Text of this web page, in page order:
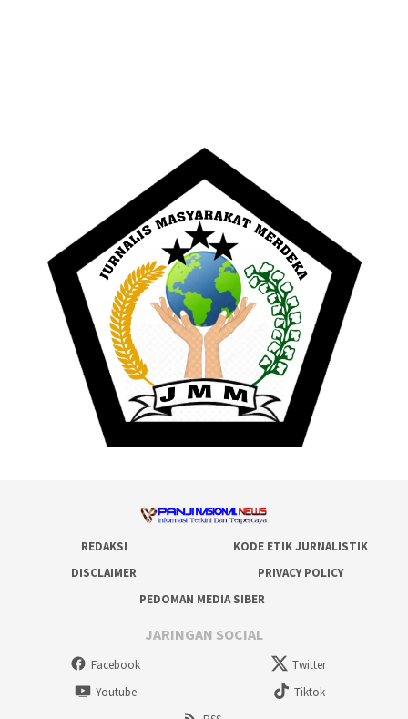
REDAKSI
KODE ETIK JURNALISTIK
DISCLAIMER
PRIVACY POLICY
PEDOMAN MEDIA SIBER
JARINGAN SOCIAL
Facebook
Twitter
Youtube
Tiktok